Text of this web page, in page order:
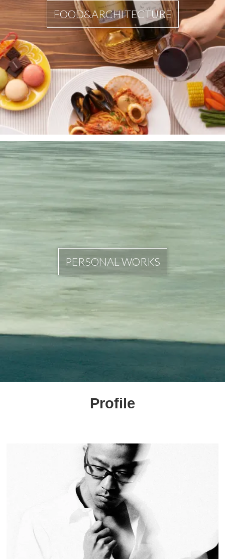
FOOD&ARCHITECTURE
PERSONAL WORKS
Profile